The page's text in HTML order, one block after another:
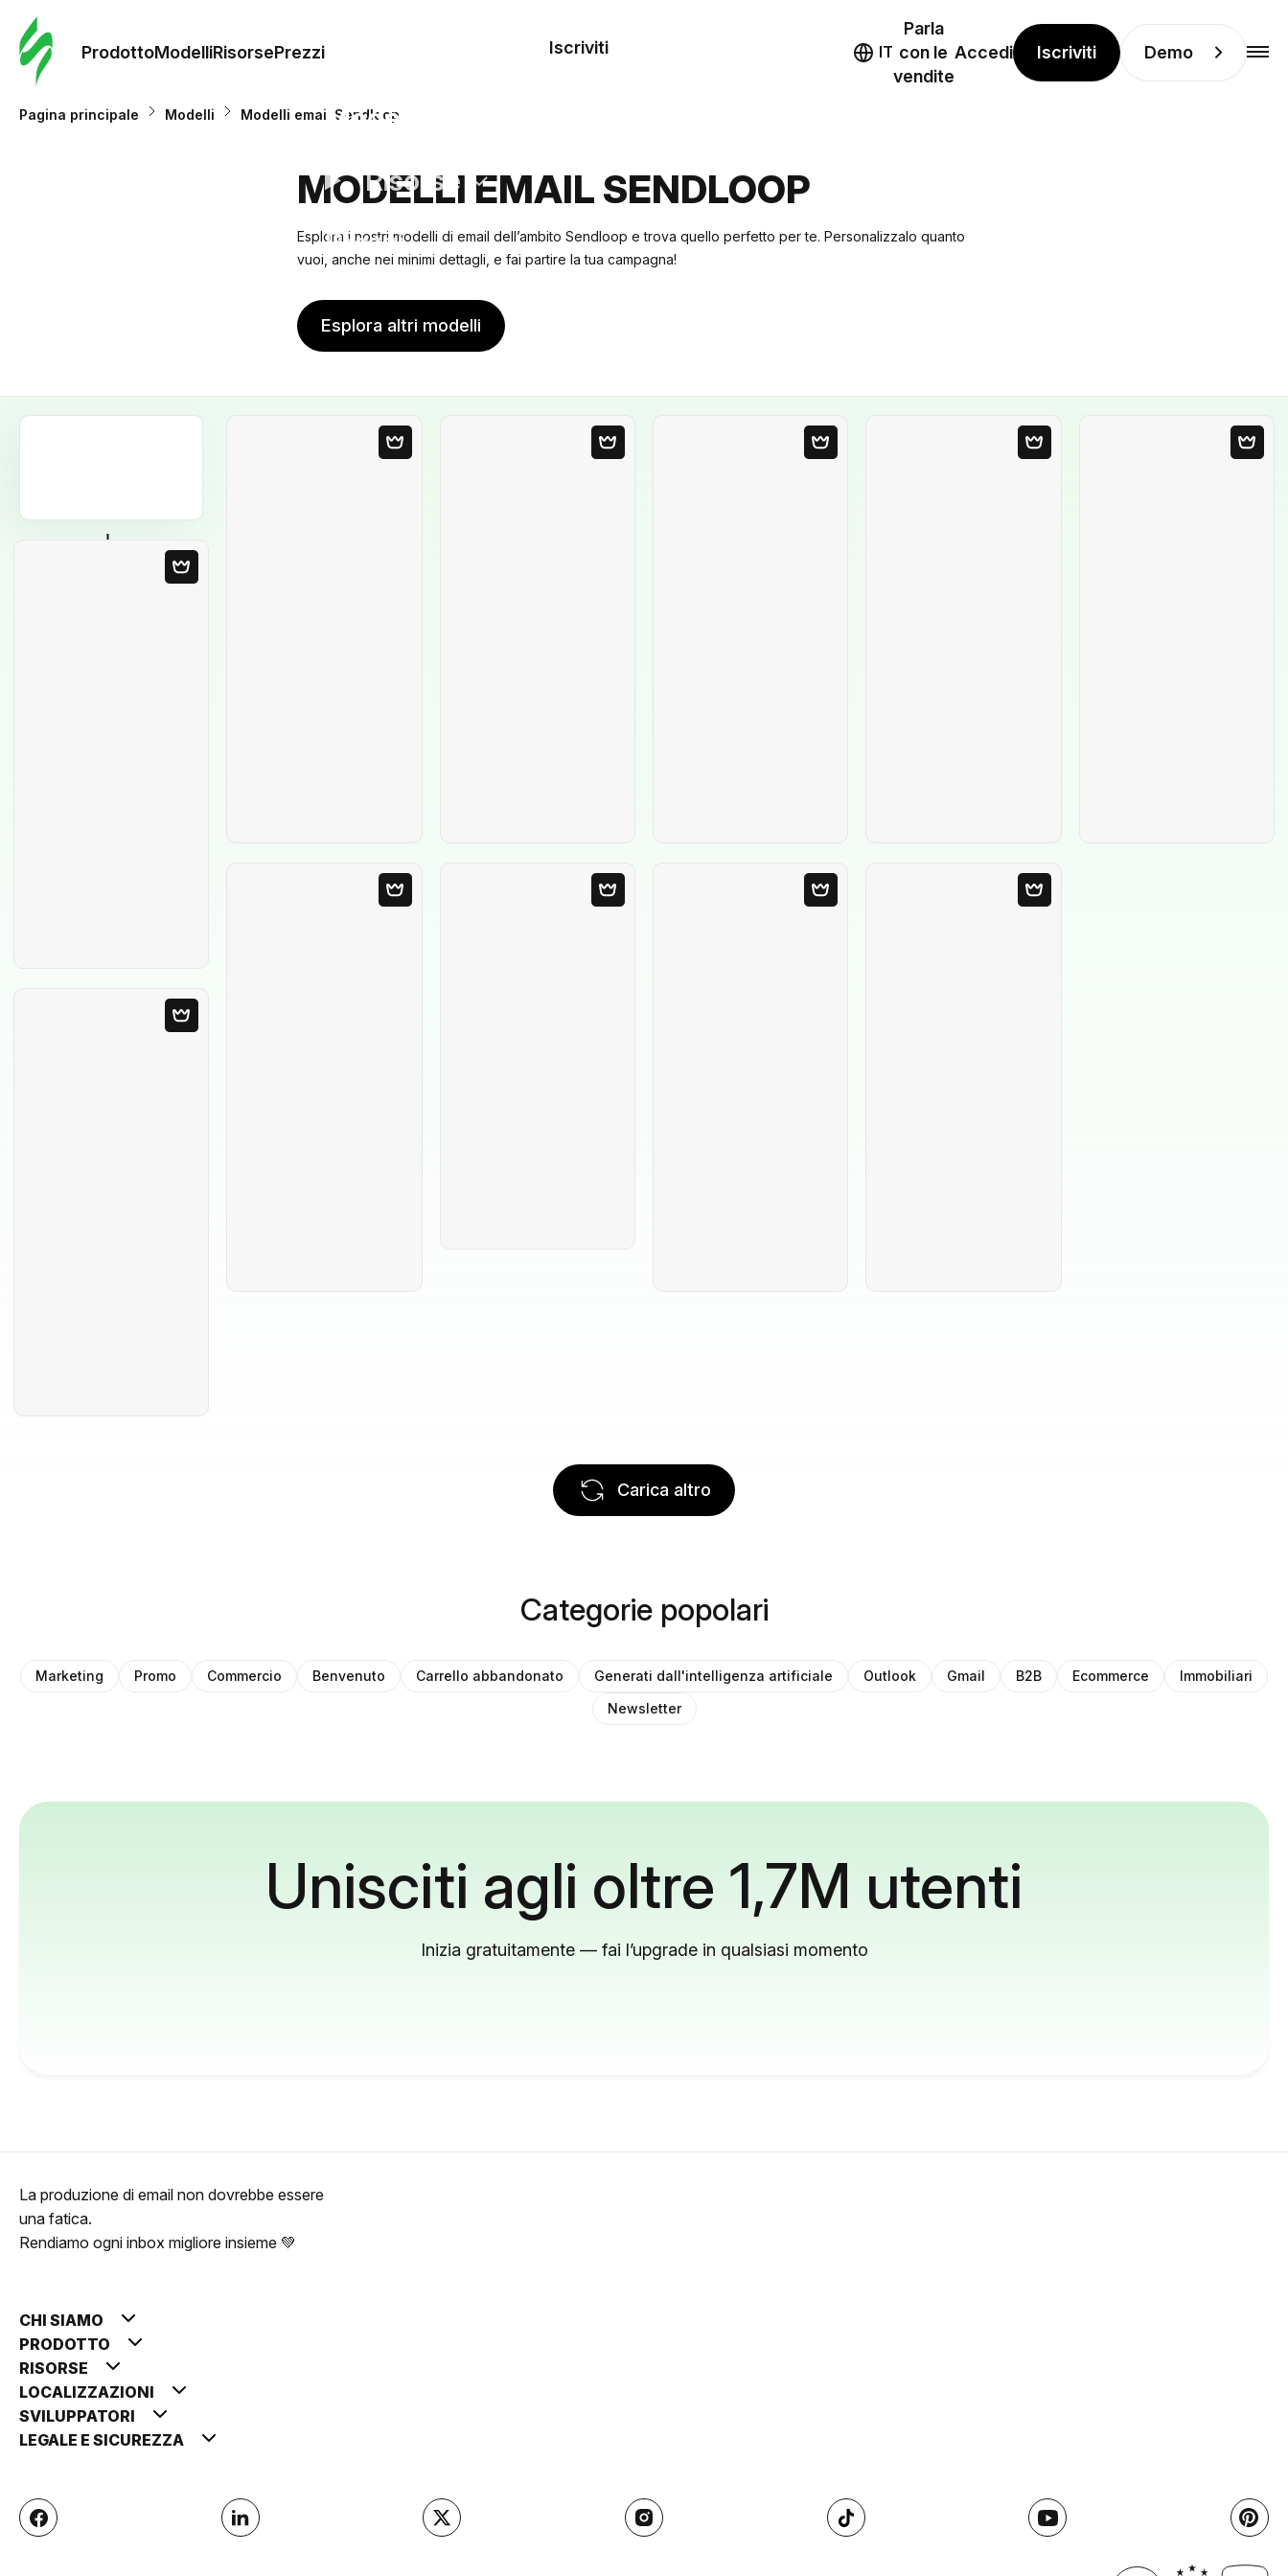
ProdottoModelliRisorsePrezzi
Modelli
Risorse
Prezzi
Iscriviti IT
Parla
con le
vendite
Accedi Iscriviti Demo
Pagina principale Modelli Modelli email Sendloop
MODELLI EMAIL SENDLOOP
Esplora i nostri modelli di email dell’ambito Sendloop e trova quello perfetto per te. Personalizzalo quanto
vuoi, anche nei minimi dettagli, e fai partire la tua campagna!
Esplora altri modelli
Carica altro
Categorie popolari
Marketing Promo Commercio Benvenuto Carrello abbandonato Generati dall'intelligenza artificiale Outlook Gmail B2B Ecommerce
Immobiliari
Newsletter
Unisciti agli oltre 1,7M utenti
Inizia gratuitamente — fai l’upgrade in qualsiasi momento
La produzione di email non dovrebbe essere
una fatica.
Rendiamo ogni inbox migliore insieme 💚
CHI SIAMO
PRODOTTO
RISORSE
LOCALIZZAZIONI
SVILUPPATORI
LEGALE E SICUREZZA